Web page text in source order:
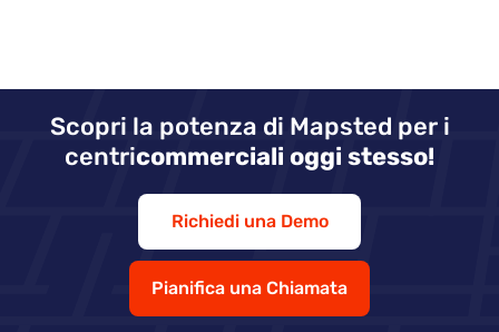
Scopri la potenza di Mapsted per i
centricommerciali oggi stesso!
Richiedi una Demo
Pianifica una Chiamata